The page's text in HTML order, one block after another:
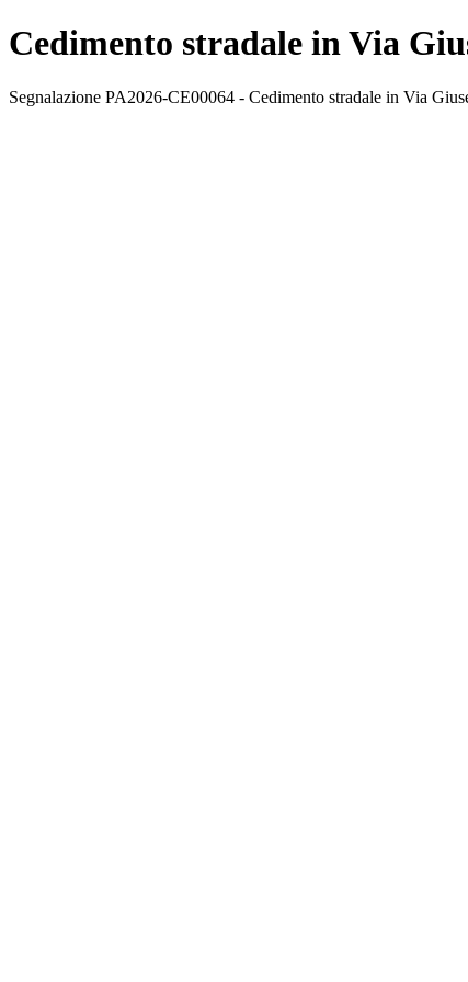
Cedimento stradale in Via
Segnalazione PA2026-CE00064 - Cedimento stradale in Via